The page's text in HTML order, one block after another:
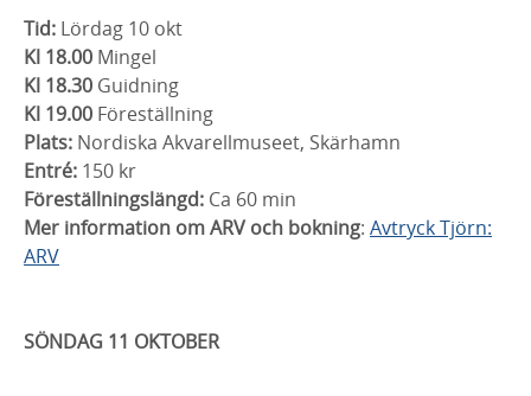
Tid: Lördag 10 okt
Kl 18.00 Mingel
Kl 18.30 Guidning
Kl 19.00 Föreställning
Plats: Nordiska Akvarellmuseet, Skärhamn
Entré: 150 kr
Föreställningslängd: Ca 60 min
Mer information om ARV och bokning: Avtryck Tjörn:
ARV
SÖNDAG 11 OKTOBER